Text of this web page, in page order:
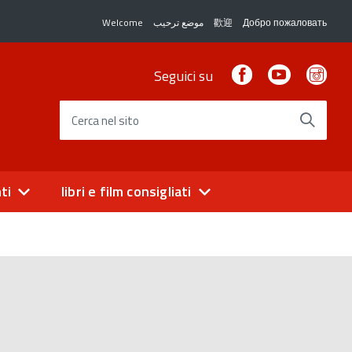
Welcome موضع ترحيب 歡迎 Добро пожаловать
Seguici su FacebookYoutube
Cerca nel sito
libri e film consigliati